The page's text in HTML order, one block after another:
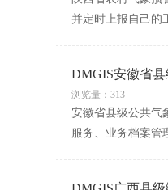
并定时上报自己的
DMGIS安徽省
浏览量：313
安徽省县级公共气
服务、业务档案管